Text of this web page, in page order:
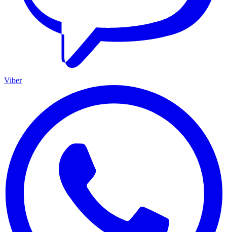
Viber